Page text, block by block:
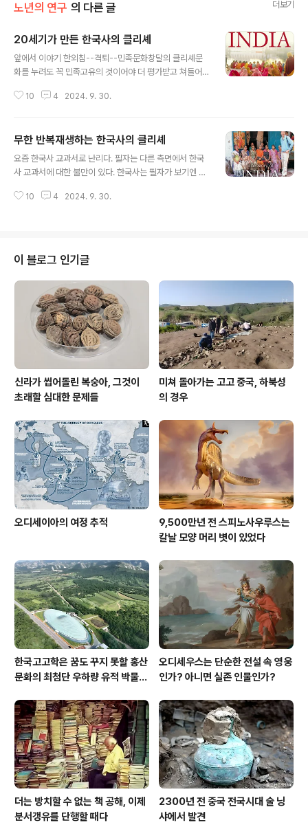
노년의 연구 의 다른 글 더보기
20세기가 만든 한국사의 클리셰
앞에서 이야기 한외침--격퇴--민족문화창달의 클리셰문
화를 누려도 꼭 민족고유의 것이어야 더 평가받고 쳐들어
에 집중하는 역사기술은사실 그 전통을 따져보면 20세기
니었다. 20세기 식민지시대를 거치며 만들어진 것이 바로
이러한 클리셰의 반복에 의한 역사로, 이 역사의 포맷을 21
세기 지금까지도 우리는 계속 이어받아 쓰고 있다. 이러한
은 생각해 볼 필요가 있다. 여러분들은 외침을 물리치고 민
10 4 2024. 9. 30.
무한 반복재생하는 한국사의 클리셰
요즘 한국사 교과서로 난리다. 필자는 다른 측면에서 한국
사 교과서에 대한 불만이 있다. 한국사는 필자가 보기엔 이
--(민족문화의 창달)--(외침)--(격퇴)--(민족문화의 창달)
우리 조상들은, 21세기를 살아가는 우리는 외침을 격퇴하
고 민족문화를 창달하기 위해 오늘날을 살아가고 있다는
것인가? 필자의 말이 의심스럽다면 우리 교과서에서 저 위
의 세 가지 빼고나면 생각나는것이 뭐가 있는지 한 번 되짚
어 보자. 필자 생각에는 한국사라는 건 Story of Korea가
10 4 2024. 9. 30.
이 블로그 인기글
신라가 씹어돌린 복숭아, 그것이
초래할 심대한 문제들
미쳐 돌아가는 고고 중국, 하북성
의 경우
오디세이아의 여정 추적
9,500만년 전 스피노사우루스는
칼날 모양 머리 볏이 있었다
한국고고학은 꿈도 꾸지 못할 홍산
문화의 최첨단 우하량 유적 박물관
오디세우스는 단순한 전설 속 영웅
인가? 아니면 실존 인물인가?
더는 방치할 수 없는 책 공해, 이제
분서갱유를 단행할 때다
2300년 전 중국 전국시대 술 닝
샤에서 발견